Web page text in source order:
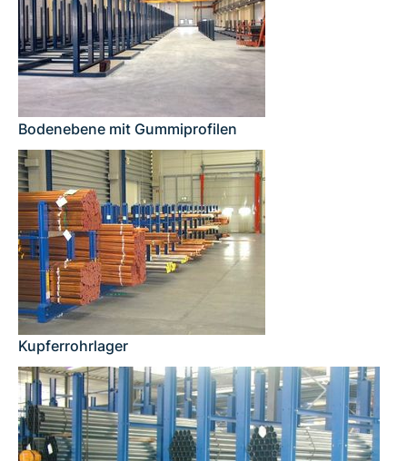
Bodenebene mit Gummiprofilen
Kupferrohrlager